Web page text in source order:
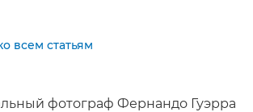
всем статьям
фотограф Фернандо Гуэрра